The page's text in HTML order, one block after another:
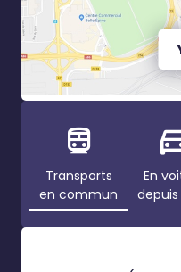
Transports
en commun
En
depuis